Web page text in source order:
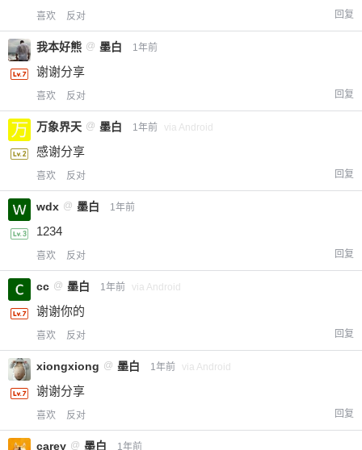
喜欢 反对 回复
我本好熊 @ 墨白 1年前
谢谢分享
喜欢 反对 回复
万象界天 @ 墨白 1年前 via Android
感谢分享
喜欢 反对 回复
wdx @ 墨白 1年前
1234
喜欢 反对 回复
cc @ 墨白 1年前 via Android
谢谢你的
喜欢 反对 回复
xiongxiong @ 墨白 1年前 via Android
谢谢分享
喜欢 反对 回复
carey @ 墨白 1年前